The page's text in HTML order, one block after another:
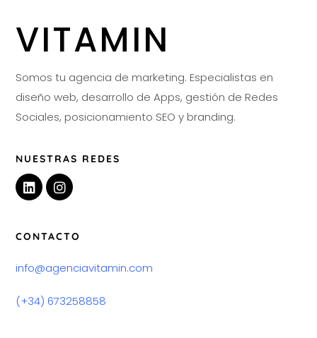
VITAMIN
Somos tu agencia de marketing. Especialistas en
diseño web, desarrollo de Apps, gestión de Redes
Sociales, posicionamiento SEO y branding.
NUESTRAS REDES
CONTACTO
info@agenciavitamin.com
(+34) 673258858